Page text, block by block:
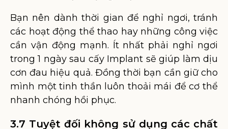
Bạn nên dành thời gian để nghỉ ngơi, tránh
các hoạt động thể thao hay những công việc
cần vận động mạnh. Ít nhất phải nghỉ ngơi
trong 1 ngày sau cấy Implant sẽ giúp làm dịu
cơn đau hiệu quả. Đồng thời bạn cần giữ cho
mình một tinh thần luôn thoải mái để cơ thể
nhanh chóng hồi phục.
3.7 Tuyệt đối không sử dụng các chất